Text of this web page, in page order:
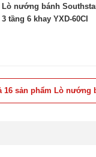
Lò nướng bánh
3 tầng 6 khay YXD-60CI
16 sản phẩm Lò nướng